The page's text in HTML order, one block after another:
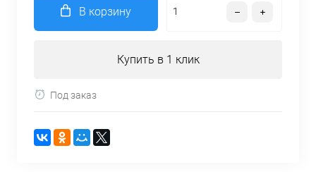
В корзину
Купить в 1 клик
Под заказ